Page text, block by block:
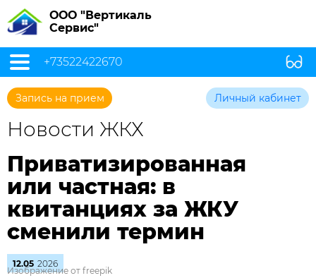
ООО "Вертикаль
Сервис"
+73522422670
Запись на прием Личный кабинет
Новости ЖКХ
Приватизированная
или частная: в
квитанциях за ЖКУ
сменили термин
12.05 2026
Изображение от freepik